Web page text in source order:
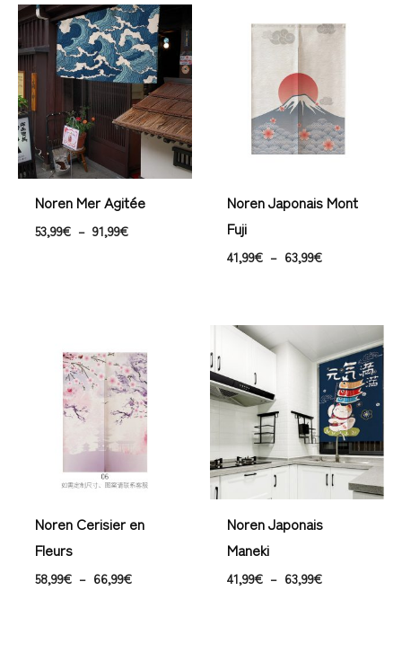
Noren Mer Agitée
53,99€ – 91,99€
Plage
de
prix :
53,99€
à
91,99€
Noren Japonais Mont
Fuji
41,99€ – 63,99€
de
Noren Cerisier en
Fleurs
58,99€ – 66,99€
de
prix :
58,99€
à
66,99€
Noren Japonais
Maneki
41,99€ – 63,99€
Plage
de
prix :
41,99€
à
63,99€